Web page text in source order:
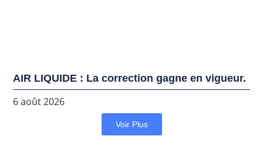
AIR LIQUIDE : La correction gagne en vigueur.
6 août 2026
Voir Plus